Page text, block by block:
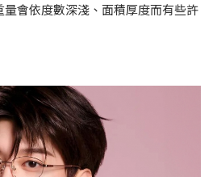
會依度數深淺、面積厚度而有些許